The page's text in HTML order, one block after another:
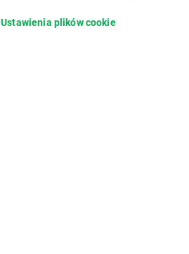
Ustawienia plików cookie